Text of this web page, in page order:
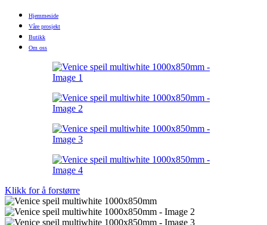
Hjemmeside
Våre prosjekt
Butikk
Om oss
Klikk for å forstørre